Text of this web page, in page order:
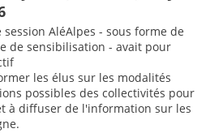
session AléAlpes - sous forme de
de sensibilisation - avait pour
les élus sur les modalités
possibles des collectivités pour
à diffuser de l'information sur les